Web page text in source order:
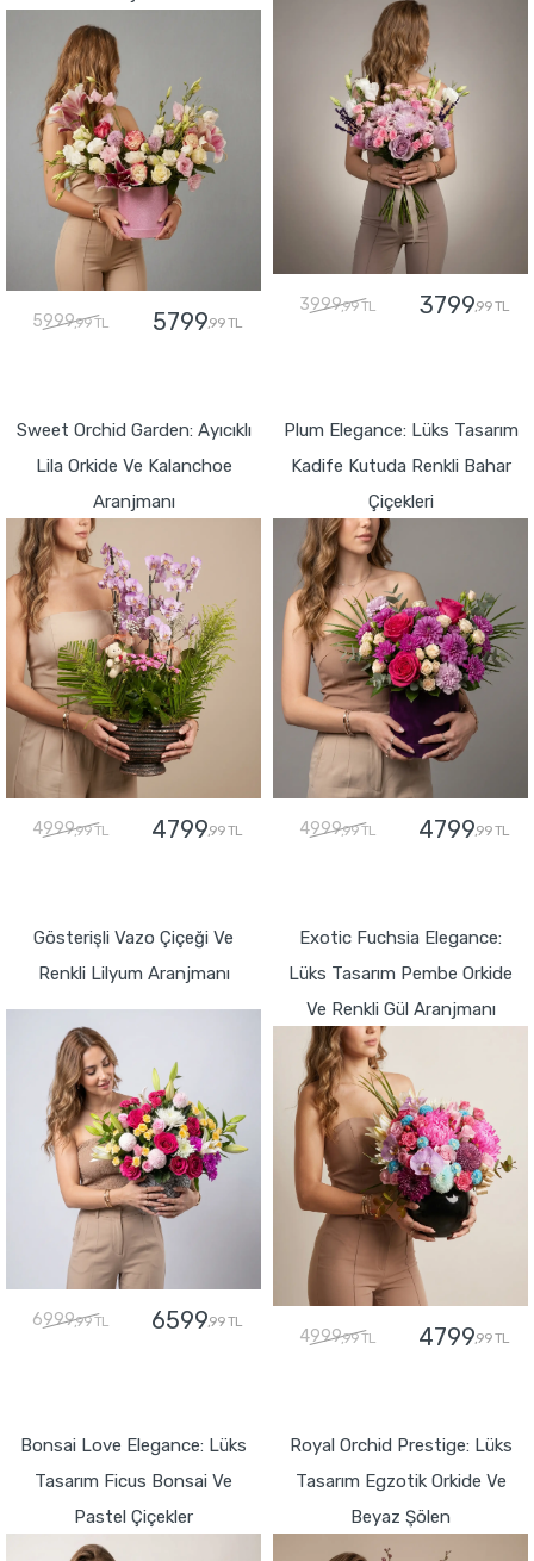
5999,99 TL 5799,99 TL
3999,99 TL 3799,99 TL
Sweet Orchid Garden: Ayıcıklı
Lila Orkide Ve Kalanchoe
Aranjmanı
4999,99 TL 4799,99 TL
Plum Elegance: Lüks Tasarım
Kadife Kutuda Renkli Bahar
Çiçekleri
4999,99 TL 4799,99 TL
Gösterişli Vazo Çiçeği Ve
Renkli Lilyum Aranjmanı
6999,99 TL 6599,99 TL
Exotic Fuchsia Elegance:
Lüks Tasarım Pembe Orkide
Ve Renkli Gül Aranjmanı
4999,99 TL 4799,99 TL
Bonsai Love Elegance: Lüks
Tasarım Ficus Bonsai Ve
Pastel Çiçekler
Royal Orchid Prestige: Lüks
Tasarım Egzotik Orkide Ve
Beyaz Şölen